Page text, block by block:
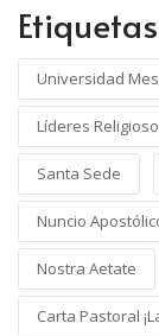
Etiquetas
Universidad
Líderes
Santa Sede
Nuncio
Nostra Aetate
Carta Pastoral